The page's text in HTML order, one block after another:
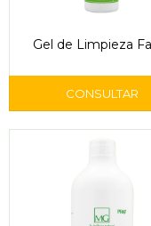
Gel de Limpieza